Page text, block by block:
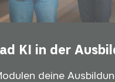
KI in der
deine